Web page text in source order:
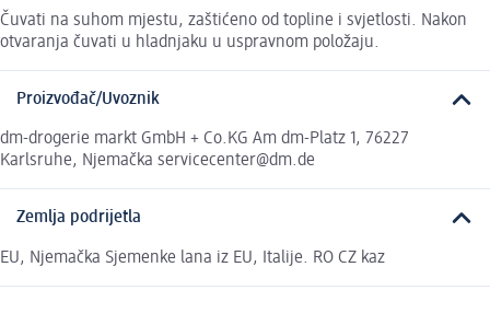
Čuvati na suhom mjestu, zaštićeno od topline i svjetlosti. Nakon
otvaranja čuvati u hladnjaku u uspravnom položaju.
Proizvođač/Uvoznik
dm-drogerie markt GmbH + Co.KG Am dm-Platz 1, 76227
Karlsruhe, Njemačka servicecenter@dm.de
Zemlja podrijetla
EU, Njemačka Sjemenke lana iz EU, Italije. RO CZ kaz